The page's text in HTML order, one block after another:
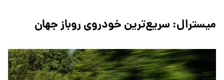
میسترال: سریع‌ترین خودروی روباز جهان